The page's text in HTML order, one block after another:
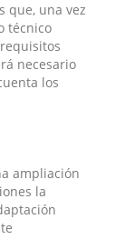
que, una vez
técnico
necesario
los
ampliación
la